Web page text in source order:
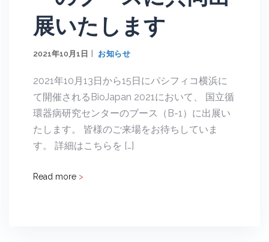
展いたします
2021年10月1日 お知らせ
2021年10月13日から15日にパシフィコ横浜に
て開催されるBioJapan 2021において、 国立循
環器病研究センターのブース（B-1）に出展い
たします。 皆様のご来場をお待ちしていま
す。 詳細はこちらを […]
Read more >